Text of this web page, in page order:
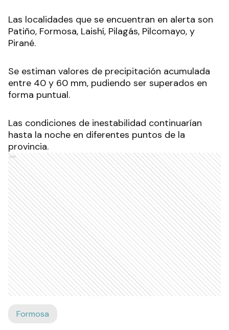
Las localidades que se encuentran en alerta son
Patiño, Formosa, Laishí, Pilagás, Pilcomayo, y
Pirané.
Se estiman valores de precipitación acumulada
entre 40 y 60 mm, pudiendo ser superados en
forma puntual.
Las condiciones de inestabilidad continuarían
hasta la noche en diferentes puntos de la
provincia.
Ads
Formosa